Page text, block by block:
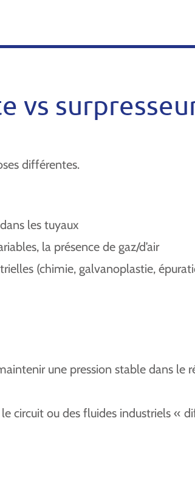
vs
différentes.
les tuyaux
la présence de gaz/d’air
(chimie, galvanoplastie,
une pression stable dans le
le circuit ou des fluides industriels «